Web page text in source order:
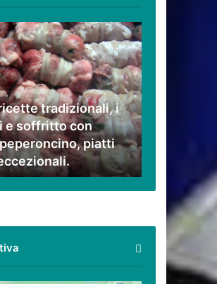
tradizionali, i
e soffritto con
piatti